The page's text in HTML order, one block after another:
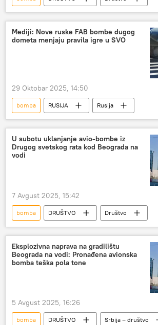
Srbija – društvo
Hronika
Srbija – hronika
Mediji: Nove ruske FAB bombe dugog
dometa menjaju pravila igre u SVO
29 Oktobar 2025, 14:50
bomba RUSIJA
Rusija
Specijalna vojna operacija u Ukrajini – vesti
Rusija – vojska i naoružanje
U subotu uklanjanje avio-bombe iz
Drugog svetskog rata kod Beograda na
vodi
7 Avgust 2025, 15:42
bomba DRUŠTVO
Društvo
Srbija – društvo
Beograd na vodi
Eksplozivna naprava na gradilištu
Beograda na vodi: Pronađena avionska
bomba teška pola tone
5 Avgust 2025, 16:26
bomba DRUŠTVO
Srbija – društvo